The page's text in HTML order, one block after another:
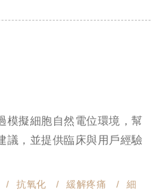
模擬細胞自然電位環境，幫
議，並提供臨床與用戶經驗
抗氧化 緩解疼痛
細